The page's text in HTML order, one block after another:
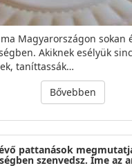
Magyarországon sokan
Akiknek esélyük
taníttassák…
Bővebben
pattanások
szenvedsz. Íme az